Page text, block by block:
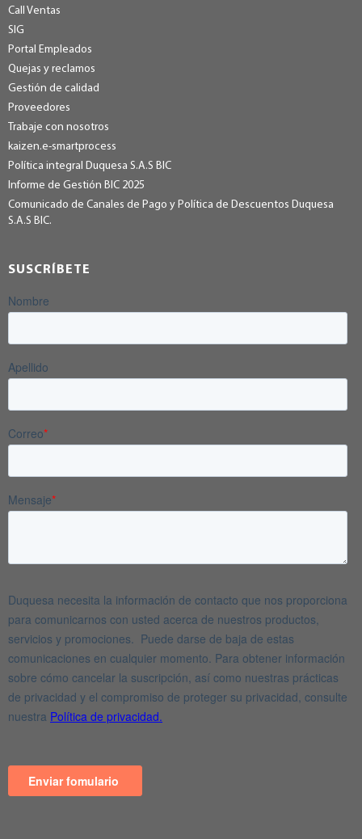
Call Ventas
SIG
Portal Empleados
Quejas y reclamos
Gestión de calidad
Proveedores
Trabaje con nosotros
kaizen.e-smartprocess
Política integral Duquesa S.A.S BIC
Informe de Gestión BIC 2025
Comunicado de Canales de Pago y Política de Descuentos Duquesa
S.A.S BIC.
SUSCRÍBETE